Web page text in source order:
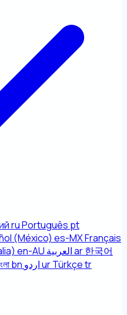
ruPortuguês pt
(México) es-MXFrançais
en-AU العربيةar한국어
bn اردوurTürkçetr